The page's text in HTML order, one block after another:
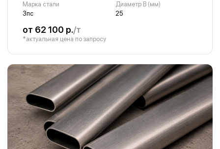
Марка стали
3пс
Диаметр B (мм)
25
от 62 100 р./т
*актуальная цена по запросу